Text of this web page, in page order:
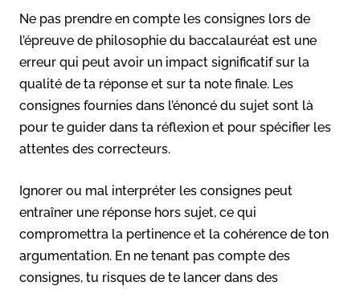
Ne pas prendre en compte les consignes lors de
l’épreuve de philosophie du baccalauréat est une
erreur qui peut avoir un impact significatif sur la
qualité de ta réponse et sur ta note finale. Les
consignes fournies dans l’énoncé du sujet sont là
pour te guider dans ta réflexion et pour spécifier les
attentes des correcteurs.
Ignorer ou mal interpréter les consignes peut
entraîner une réponse hors sujet, ce qui
compromettra la pertinence et la cohérence de ton
argumentation. En ne tenant pas compte des
consignes, tu risques de te lancer dans des